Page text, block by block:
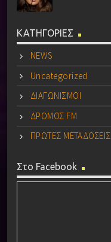
ΚΑΤΗΓΟΡΙΕΣ
NEWS
Uncategorized
ΔΙΑΓΩΝΙΣΜΟΙ
ΔΡΟΜΟΣ FM
ΠΡΩΤΕΣ ΜΕΤΑΔΟΣΕΙΣ
Στο Facebook